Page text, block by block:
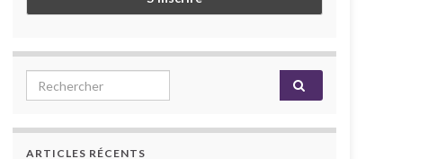
Search for:
ARTICLES RÉCENTS